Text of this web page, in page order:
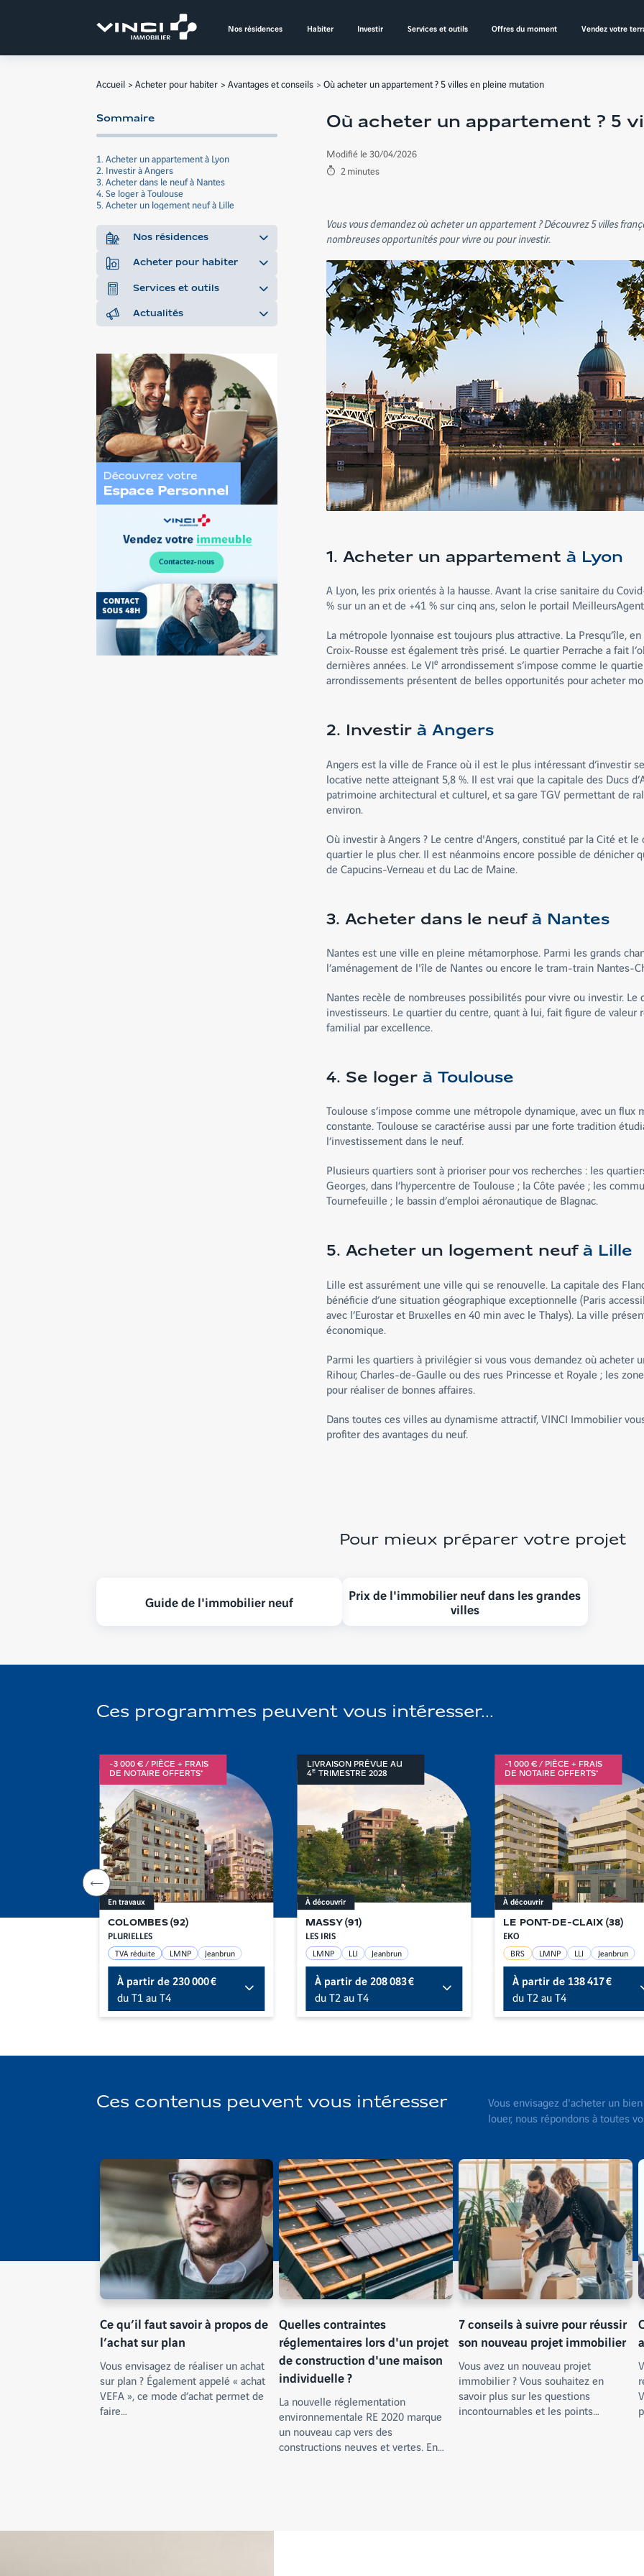
Nos résidences Habiter Investir Services et outils Offres du moment Vendez votre
Accueil Acheter pour habiter Avantages et conseils Où acheter un appartement ? 5 villes en pleine mutation
Sommaire
1. Acheter un appartement à Lyon
2. Investir à Angers
3. Acheter dans le neuf à Nantes
4. Se loger à Toulouse
5. Acheter un logement neuf à Lille
Nos résidences
Acheter pour habiter
Services et outils
Actualités
Personnel
Où acheter un appartement ? 5
Modifié le 30/04/2026
2minutes
Vous vous demandez où acheter un appartement ? Découvrez 5 villes
nombreuses opportunités pour vivre ou pour investir.
1. Acheter un appartement à Lyon
A Lyon, les prix orientés à la hausse. Avant la crise sanitaire du
% sur un an et de +41 % sur cinq ans, selon le portail
La métropole lyonnaise est toujours plus attractive. La Presqu’île,
Croix-Rousse est également très prisé. Le quartier Perrache a fait
dernières années. Le VIearrondissement s’impose comme le
arrondissements présentent de belles opportunités pour acheter
2. Investir à Angers
Angers est la ville de France où il est le plus intéressant d’investir
locative nette atteignant 5,8 %. Il est vrai que la capitale des Ducs
patrimoine architectural et culturel, et sa gare TGV permettant de
environ.
Où investir à Angers ? Le centre d'Angers, constitué par la Cité et
quartier le plus cher. Il est néanmoins encore possible de dénicher
de Capucins-Verneau et du Lac de Maine.
3. Acheter dans le neuf à Nantes
Nantes est une ville en pleine métamorphose. Parmi les grands
l’aménagement de l'île de Nantes ou encore le tram-train Nantes-
Nantes recèle de nombreuses possibilités pour vivre ou investir.
investisseurs. Le quartier du centre, quant à lui, fait figure de
familial par excellence.
4. Se loger à Toulouse
Toulouse s’impose comme une métropole dynamique, avec un
constante. Toulouse se caractérise aussi par une forte tradition
l’investissement dans le neuf.
Plusieurs quartiers sont à prioriser pour vos recherches : les
Georges, dans l’hypercentre de Toulouse ; la Côte pavée ; les
Tournefeuille ; le bassin d’emploi aéronautique de Blagnac.
5. Acheter un logement neuf à Lille
Lille est assurément une ville qui se renouvelle. La capitale des
bénéficie d’une situation géographique exceptionnelle (Paris
avec l’Eurostar et Bruxelles en 40 min avec le Thalys). La ville
économique.
Parmi les quartiers à privilégier si vous vous demandez où acheter
Rihour, Charles-de-Gaulle ou des rues Princesse et Royale ; les
pour réaliser de bonnes affaires.
Dans toutes ces villes au dynamisme attractif, VINCI Immobilier
profiter des avantages du neuf.
Pour mieux préparer votre projet
Guide de l'immobilier neuf
Prix de l'immobilier neuf dans les grandes
villes
Ces programmes peuvent vous intéresser...
à
l'item
précédent
-3 000 € / PIÈCE + FRAIS
DE NOTAIRE OFFERTS*
COLOMBES (92)
PLURIELLES
En travaux
TVA réduite LMNP Jeanbrun
À partir de230 000 €
du T1 au T4
LIVRAISON PRÉVUE AU
4E TRIMESTRE2028
MASSY (91 )
LES IRIS
À découvrir
LMNP LLI Jeanbrun
À partir de208 083 €
du T2 au T4
-1 000 € / PIÈCE + FRAIS
DE NOTAIRE OFFERTS*
LE PONT-DE-CLAIX (38)
EKO
À découvrir
BRS LMNP LLI Jeanbrun
À partir de138 417 €
du T2 au T4
Ces contenus peuvent vous intéresser
Vous envisagez d'acheter un
louer, nous répondons à toutes
Ce qu’il faut savoir à propos de
l’achat sur plan
Vous envisagez de réaliser un achat
sur plan ? Également appelé « achat
VEFA », ce mode d’achat permet de
faire…
Quelles contraintes
réglementaires lors d'un projet
de construction d'une maison
individuelle ?
La nouvelle réglementation
environnementale RE 2020 marque
un nouveau cap vers des
constructions neuves et vertes. En…
7 conseils à suivre pour réussir
son nouveau projet immobilier
Vous avez un nouveau projet
immobilier ? Vous souhaitez en
savoir plus sur les questions
incontournables et les points…